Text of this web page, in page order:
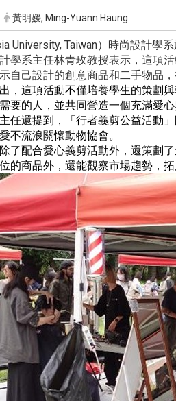
黃明媛, Ming-Yuann Haung
University, Taiwan）時尚設計學
學系主任林青玫教授表示，這項
自己設計的創意商品和二手物品
，這項活動不僅培養學生的策劃
要的人，並共同營造一個充滿愛心
任還提到，「行者義剪公益活動
不流浪關懷動物協會。
了配合愛心義剪活動外，還策劃
的商品外，還能觀察市場趨勢，